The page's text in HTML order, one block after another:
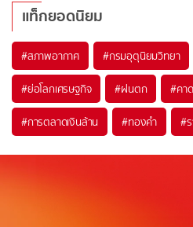
แท็กยอดนิยม
#สภาพอากาศ #กรมอุตุนิยมวิทยา
#ย่อโลกเศรษฐกิจ #ฝนตก #คา
#การตลาดเงินล้าน #ทองคำ #